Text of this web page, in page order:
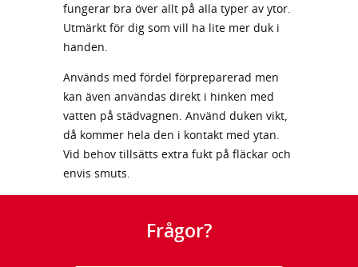
fungerar bra över allt på alla typer av ytor.
Utmärkt för dig som vill ha lite mer duk i
handen.
Används med fördel förpreparerad men
kan även användas direkt i hinken med
vatten på städvagnen. Använd duken vikt,
då kommer hela den i kontakt med ytan.
Vid behov tillsätts extra fukt på fläckar och
envis smuts.
Frågor?